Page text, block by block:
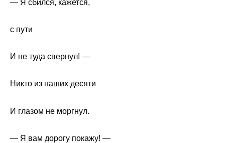
— Я сбился, кажется,
с пути
И не туда свернул! —
Никто из наших десяти
И глазом не моргнул.
— Я вам дорогу покажу! —